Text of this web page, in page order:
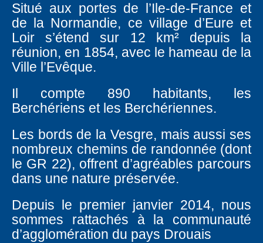
Situé aux portes de l’Ile-de-France et
de la Normandie, ce village d’Eure et
Loir s’étend sur 12 km² depuis la
réunion, en 1854, avec le hameau de la
Ville l’Evêque.
Il compte 890 habitants, les
Berchériens et les Berchériennes.
Les bords de la Vesgre, mais aussi ses
nombreux chemins de randonnée (dont
le GR 22), offrent d’agréables parcours
dans une nature préservée.
Depuis le premier janvier 2014, nous
sommes rattachés à la communauté
d’agglomération du pays Drouais